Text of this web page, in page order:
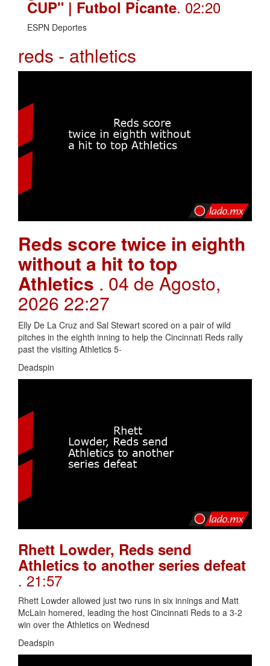
CUP" | Futbol Picante. 02:20
ESPN Deportes
reds - athletics
Reds score twice in eighth
without a hit to top
Athletics . 04 de Agosto,
2026 22:27
Elly De La Cruz and Sal Stewart scored on a pair of wild
pitches in the eighth inning to help the Cincinnati Reds rally
past the visiting Athletics 5-
Deadspin
Rhett Lowder, Reds send
Athletics to another series defeat
. 21:57
Rhett Lowder allowed just two runs in six innings and Matt
McLain homered, leading the host Cincinnati Reds to a 3-2
win over the Athletics on Wednesd
Deadspin